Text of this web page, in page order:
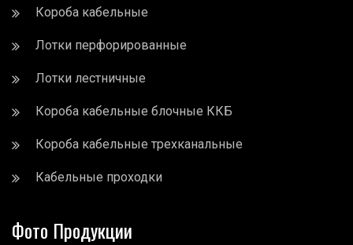
Короба кабельные
Лотки перфорированные
Лотки лестничные
Короба кабельные блочные ККБ
Короба кабельные трехканальные
Кабельные проходки
Фото Продукции